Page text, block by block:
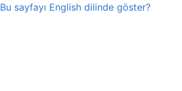
Bu sayfayı English dilinde göster?